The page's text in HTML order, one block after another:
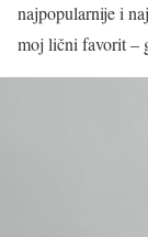
najpopularnije i
moj lični favorit –